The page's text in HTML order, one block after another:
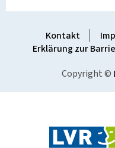
Kontakt
Erklärung zur
Copyright ©